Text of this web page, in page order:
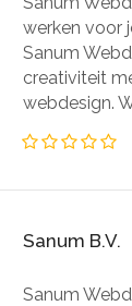
werken voor
Sanum
creativiteit
webdesign.
Sanum B.V.
Sanum